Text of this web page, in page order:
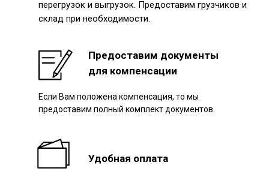
Предоставим документы
для компенсации
Удобная оплата
перегрузок и выгрузок. Предоставим грузчиков и
склад при необходимости.
Если Вам положена компенсация, то мы
предоставим полный комплект документов.
Наш